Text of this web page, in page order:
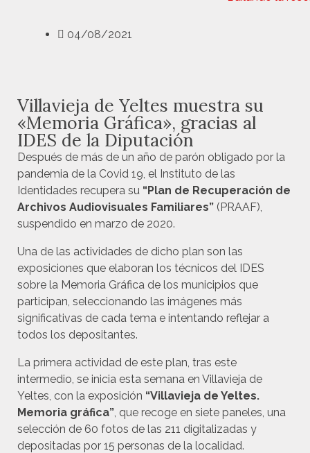
04/08/2021
Villavieja de Yeltes muestra su
«Memoria Gráfica», gracias al
IDES de la Diputación
Después de más de un año de parón obligado por la
pandemia de la Covid 19, el Instituto de las
Identidades recupera su “Plan de Recuperación de
Archivos Audiovisuales Familiares” (PRAAF),
suspendido en marzo de 2020.
Una de las actividades de dicho plan son las
exposiciones que elaboran los técnicos del IDES
sobre la Memoria Gráfica de los municipios que
participan, seleccionando las imágenes más
significativas de cada tema e intentando reflejar a
todos los depositantes.
La primera actividad de este plan, tras este
intermedio, se inicia esta semana en Villavieja de
Yeltes, con la exposición “Villavieja de Yeltes.
Memoria gráfica”, que recoge en siete paneles, una
selección de 60 fotos de las 211 digitalizadas y
depositadas por 15 personas de la localidad.